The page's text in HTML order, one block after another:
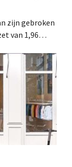
zijn gebroken
van 1,96
start
voor het